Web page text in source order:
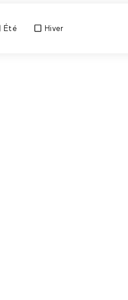
Été Hiver